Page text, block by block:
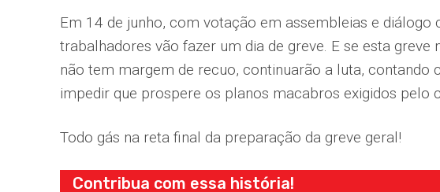
Em 14 de junho, com votação em assem­bleias e diálogo
trabalhadores vão fazer um dia de greve. E se esta
não tem margem de recuo, continuarão a luta, contando
impedir que prospere os planos macabros exigidos pelo
Todo gás na reta final da preparação da greve geral!
Contribua com essa história!